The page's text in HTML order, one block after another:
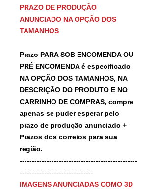
PRAZO DE PRODUÇÃO
ANUNCIADO NA OPÇÃO DOS
TAMANHOS
Prazo PARA SOB ENCOMENDA OU
PRÉ ENCOMENDA é especificado
NA OPÇÃO DOS TAMANHOS, NA
DESCRIÇÃO DO PRODUTO E NO
CARRINHO DE COMPRAS, compre
apenas se puder esperar pelo
prazo de produção anunciado +
Prazos dos correios para sua
região.
------------------------------------------------
------------------------------
IMAGENS ANUNCIADAS COMO 3D